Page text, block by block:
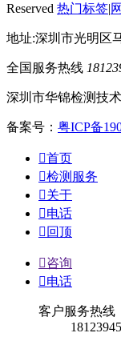
Reserved 热门标签|
地址:深圳市光明区
全国服务热线
深圳市华锦检测技
备案号： 粤ICP备
首页
检测服务
关于
电话
 回顶
咨询
电话
客户服务热线